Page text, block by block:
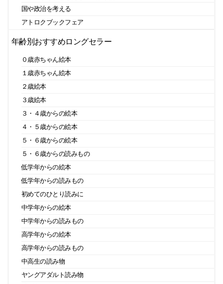
国や政治を考える
アトロクブックフェア
年齢別おすすめロングセラー
０歳赤ちゃん絵本
１歳赤ちゃん絵本
２歳絵本
３歳絵本
３・４歳からの絵本
４・５歳からの絵本
５・６歳からの絵本
５・６歳からの読みもの
低学年からの絵本
低学年からの読みもの
初めてのひとり読みに
中学年からの絵本
中学年からの読みもの
高学年からの絵本
高学年からの読みもの
中高生の読み物
ヤングアダルト読み物